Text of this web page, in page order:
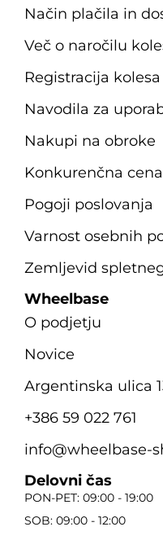
Način plačila in
Več o naročilu
Registracija
Navodila za
Nakupi na obroke
Konkurenčna cena
Pogoji poslovanja
Varnost osebnih
Zemljevid
Wheelbase
O podjetju
Novice
Argentinska ulica
+386 59 022 761
info@wheelbase-
Delovni čas
PON-PET: 09:00 - 19:00
SOB: 09:00 - 12:00